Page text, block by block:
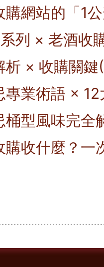
網站的「1
列 × 老酒收
析 × 收購關鍵
專業術語 ×
桶型風味完全
購收什麼？一